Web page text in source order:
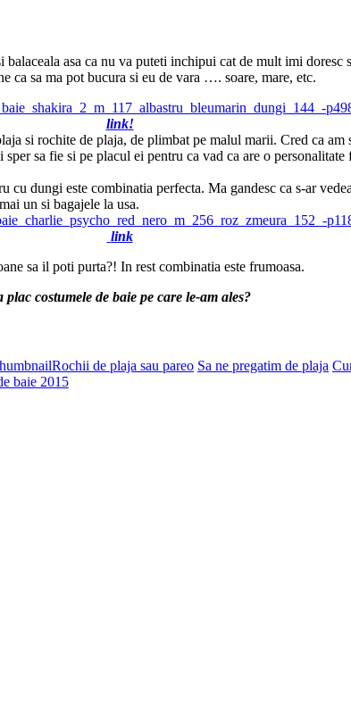
asa ca nu va puteti inchipui cat de mult imi
ca sa ma pot bucura si eu de vara …. soare, mare, etc.
link!
si rochite de plaja, de plimbat pe malul marii. Cred ca am
sa fie si pe placul ei pentru ca vad ca are o
cu dungi este combinatia perfecta. Ma gandesc ca s-ar
un si bagajele la usa.
link
sa il poti purta?! In rest combinatia este frumoasa.
plac costumele de baie pe care le-am ales?
Rochii de plaja sau pareo Sa ne pregatim de plaja
baie 2015